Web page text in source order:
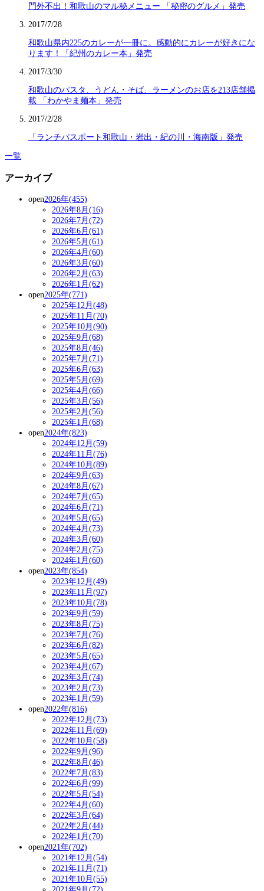
門外不出！和歌山のマル秘メニュー 「秘密のグルメ」発売
2017/7/28
和歌山県内225のカレーが一冊に。感動的にカレーが好きにな
ります！「紀州のカレー本」発売
2017/3/30
和歌山のパスタ、うどん・そば、ラーメンのお店を213店舗掲
載 「わかやま麺本」発売
2017/2/28
「ランチパスポート和歌山・岩出・紀の川・海南版」発売
一覧
アーカイブ
open2026年(455)
2026年8月(16)
2026年7月(72)
2026年6月(61)
2026年5月(61)
2026年4月(60)
2026年3月(60)
2026年2月(63)
2026年1月(62)
open2025年(771)
2025年12月(48)
2025年11月(70)
2025年10月(90)
2025年9月(68)
2025年8月(46)
2025年7月(71)
2025年6月(63)
2025年5月(69)
2025年4月(66)
2025年3月(56)
2025年2月(56)
2025年1月(68)
open2024年(823)
2024年12月(59)
2024年11月(76)
2024年10月(89)
2024年9月(63)
2024年8月(67)
2024年7月(65)
2024年6月(71)
2024年5月(65)
2024年4月(73)
2024年3月(60)
2024年2月(75)
2024年1月(60)
open2023年(854)
2023年12月(49)
2023年11月(97)
2023年10月(78)
2023年9月(59)
2023年8月(75)
2023年7月(76)
2023年6月(82)
2023年5月(65)
2023年4月(67)
2023年3月(74)
2023年2月(73)
2023年1月(59)
open2022年(816)
2022年12月(73)
2022年11月(69)
2022年10月(58)
2022年9月(96)
2022年8月(46)
2022年7月(83)
2022年6月(99)
2022年5月(54)
2022年4月(60)
2022年3月(64)
2022年2月(44)
2022年1月(70)
open2021年(702)
2021年12月(54)
2021年11月(71)
2021年10月(55)